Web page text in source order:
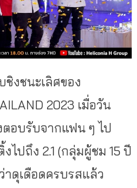
ชิงชนะเลิศของ
2023 เมื่อวัน
อบรับจากแฟน ๆ ไป
งไปถึง 2.1 (กลุ่มผู้ชม 15 ปี
าดุเดือดครบรสแล้ว